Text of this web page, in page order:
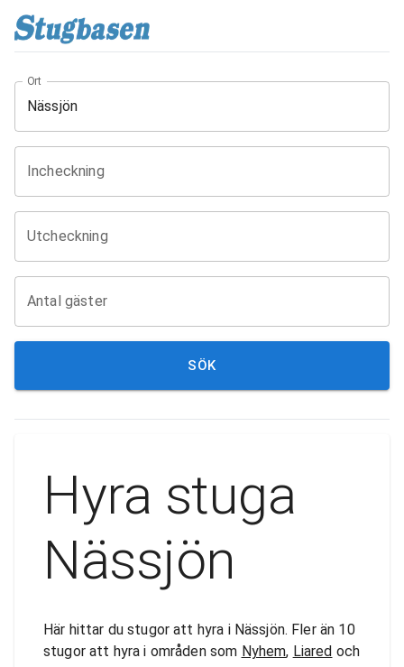
Ort
Incheckning
Utcheckning
Antal gäster
SÖK
Hyra stuga
Nässjön
Här hittar du stugor att hyra i Nässjön. Fler än 10
stugor att hyra i områden som Nyhem, Liared och